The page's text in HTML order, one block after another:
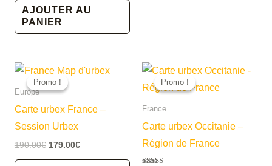
initial
était :
25.00€.
actuel
AJOUTER AU
PANIER
Promo !
Promo !
Europe
Carte urbex France –
Session Urbex
190.00€ Le
179.00€Le
Promo !
Promo !
France
Carte urbex Occitanie –
Région de France